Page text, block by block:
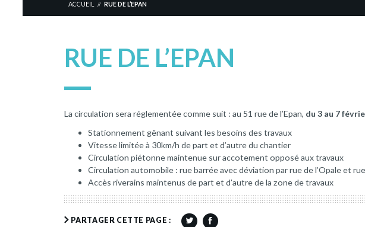
ACCUEIL // RUE DE L’EPAN
RUE DE L’EPAN
La circulation sera réglementée comme suit : au 51 rue de l’Epan, du 3 au 7
Stationnement gênant suivant les besoins des travaux
Vitesse limitée à 30km/h de part et d’autre du chantier
Circulation piétonne maintenue sur accotement opposé aux travaux
Circulation automobile : rue barrée avec déviation par rue de l’Opale et
Accès riverains maintenus de part et d’autre de la zone de travaux
PARTAGER CETTE PAGE :